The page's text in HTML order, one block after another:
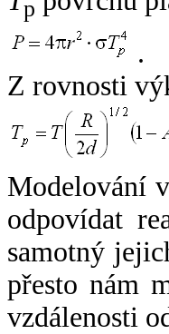
p
.
Z rovnosti
Modelování
odpovídat
samotný
přesto nám
vzdálenosti